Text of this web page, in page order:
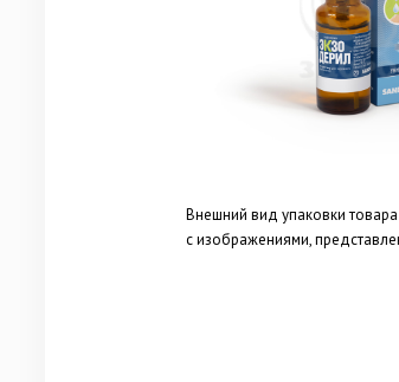
Внешний вид упаковки
с изображениями,